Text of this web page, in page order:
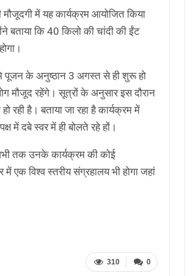
मौजूदगी में यह कार्यक्रम आयोजित किया
बताया कि 40 किलो की चांदी की ईंट
पूजन के अनुष्ठान 3 अगस्त से ही शुरू हो
मौजूद रहेंगे। सूत्रों के अनुसार इस दौरान
रही है। बताया जा रहा है कार्यक्रम में
में दबे स्वर में ही बोलते रहे हों।
तक उनके कार्यक्रम की कोई
एक विश्व स्तरीय संग्रहालय भी होगा जहां
0
310